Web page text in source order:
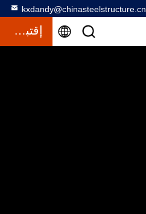
kxdandy@chinasteelstructure.cn
إقتباس